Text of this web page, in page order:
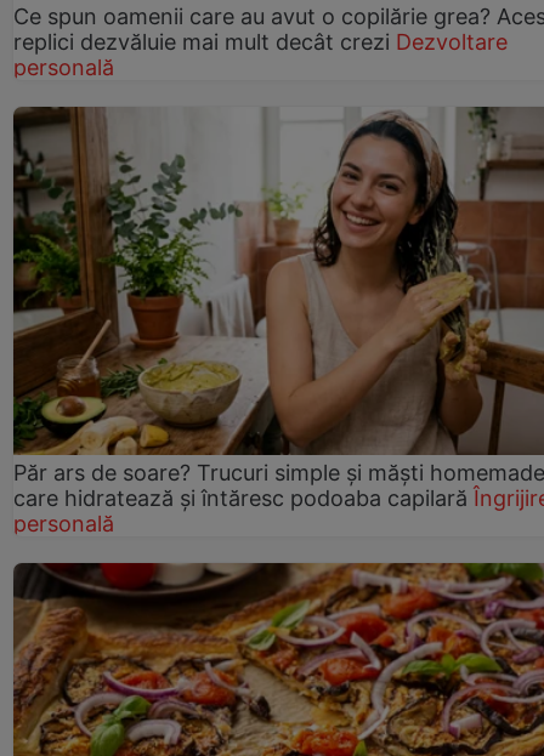
Ce spun oamenii care au avut o copilărie grea?
replici dezvăluie mai mult decât crezi Dezvoltare
personală
Păr ars de soare? Trucuri simple și măști homemade
care hidratează și întăresc podoaba capilară
personală